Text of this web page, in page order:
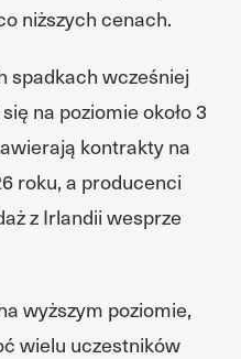
niższych cenach.
spadkach wcześniej
na poziomie około 3
kontrakty na
roku, a producenci
z Irlandii wesprze
wyższym poziomie,
wielu uczestników